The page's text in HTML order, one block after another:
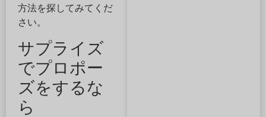
方法を探してみてくだ
さい。
サプライズ
でプロポー
ズをするな
ら